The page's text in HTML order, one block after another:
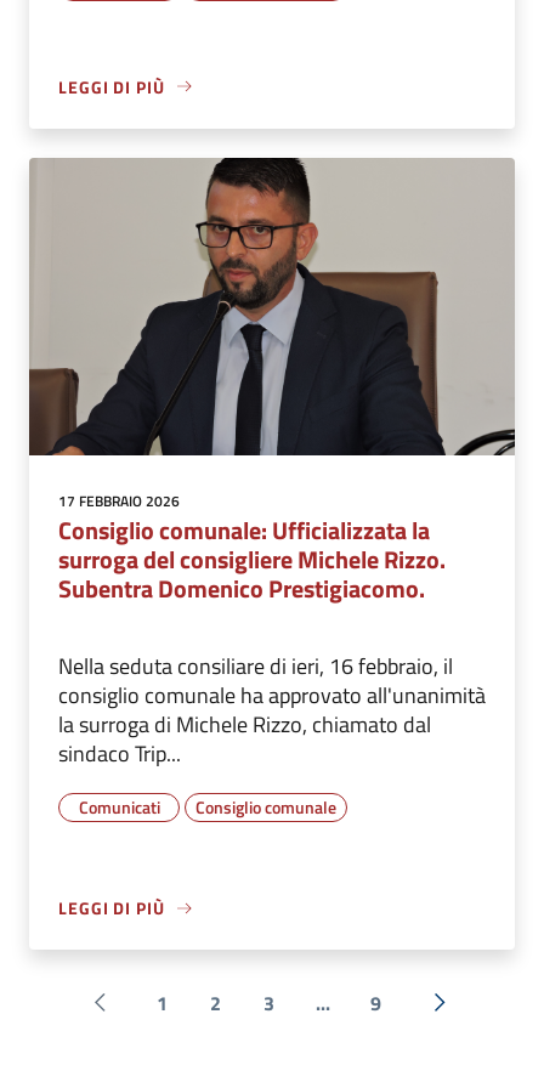
LEGGI DI PIÙ
17 FEBBRAIO 2026
Consiglio comunale: Ufficializzata la
surroga del consigliere Michele Rizzo.
Subentra Domenico Prestigiacomo.
Nella seduta consiliare di ieri, 16 febbraio, il
consiglio comunale ha approvato all'unanimità
la surroga di Michele Rizzo, chiamato dal
sindaco Trip...
Comunicati Consiglio comunale
LEGGI DI PIÙ
Pagina precedente
1 2 3 ... 9 Successiva